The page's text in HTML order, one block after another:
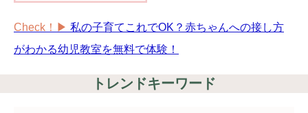
Check！▶︎ 私の子育てこれでOK？赤ちゃんへの接し方
がわかる幼児教室を無料で体験！
トレンドキーワード